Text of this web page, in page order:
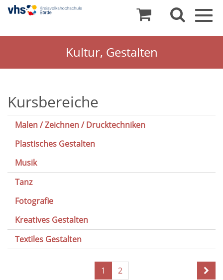
Kultur, Gestalten
Kultur
/
Kreatives
Kursbereiche
Malen / Zeichnen / Drucktechniken
Plastisches Gestalten
Musik
Tanz
Fotografie
Kreatives Gestalten
Textiles Gestalten
1 2